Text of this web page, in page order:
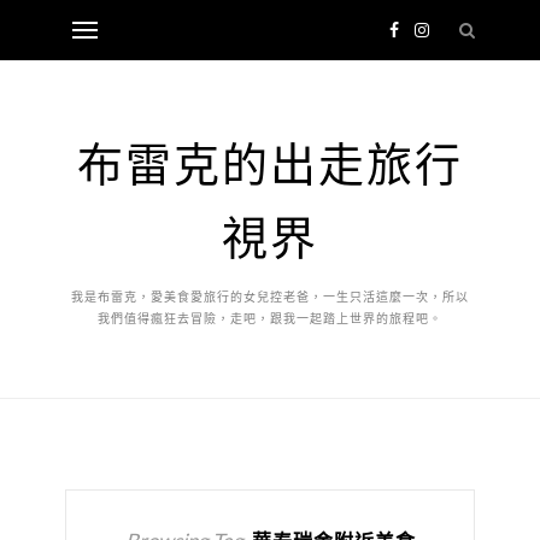
布雷克的出走旅行
視界
我是布雷克，愛美食愛旅行的女兒控老爸，一生只活這麼一次，所以
我們值得瘋狂去冒險，走吧，跟我一起踏上世界的旅程吧。